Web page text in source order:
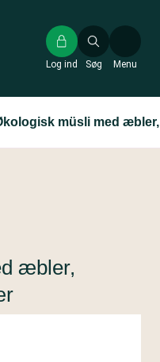
Søg
Log ind Menu
müsli med
æbler,